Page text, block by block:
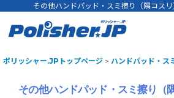
その他ハンドパッド・スミ擦り（隅コス
ポリッシャー.JPトップページ > ハンドパッド・ス
その他ハンドパッド・スミ擦り（